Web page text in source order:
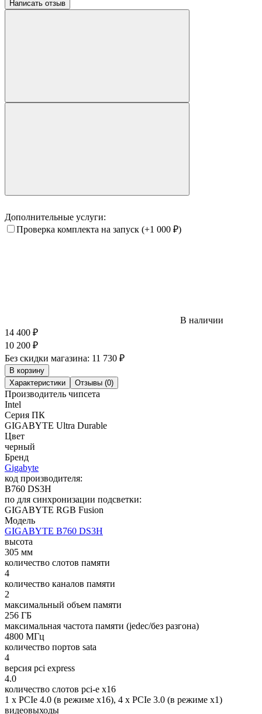
Написать отзыв
Дополнительные услуги:
Проверка комплекта на запуск (+1 000 ₽)
В наличии
14 400 ₽
10 200 ₽
Без скидки магазина: 11 730 ₽
В корзину
Характеристики
Отзывы (0)
Производитель чипсета
Intel
Серия ПК
GIGABYTE Ultra Durable
Цвет
черный
Бренд
Gigabyte
код производителя:
B760 DS3H
по для синхронизации подсветки:
GIGABYTE RGB Fusion
Модель
GIGABYTE B760 DS3H
высота
305 мм
количество слотов памяти
4
количество каналов памяти
2
максимальный объем памяти
256 ГБ
максимальная частота памяти (jedec/без разгона)
4800 МГц
количество портов sata
4
версия pci express
4.0
количество слотов pci-e x16
1 x PCIe 4.0 (в режиме x16), 4 x PCIe 3.0 (в режиме x1)
видеовыходы